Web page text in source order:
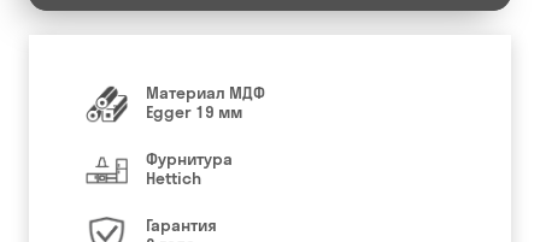
Материал МДФ
Egger 19 мм
Фурнитура
Hettich
Гарантия